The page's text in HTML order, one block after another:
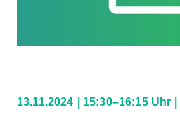
13.11.2024 15:30–16:15 Uhr